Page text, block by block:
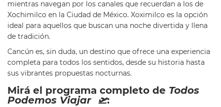
mientras navegan por los canales que recuerdan a los de
Xochimilco en la Ciudad de México. Xoximilco es la opción
ideal para aquellos que buscan una noche divertida y llena
de tradición.
Cancún es, sin duda, un destino que ofrece una experiencia
completa para todos los sentidos, desde su historia hasta
sus vibrantes propuestas nocturnas.
Mirá el programa completo de Todos
Podemos Viajar 🛫: